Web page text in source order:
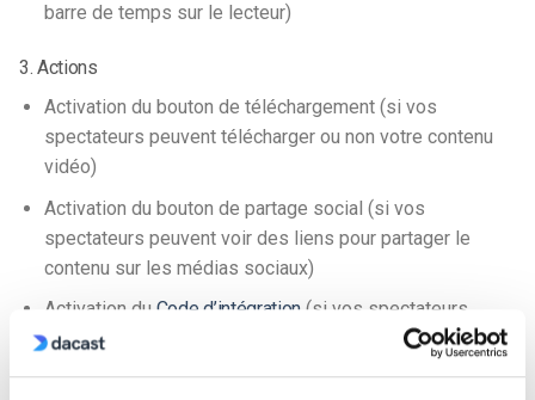
barre de temps sur le lecteur)
3. Actions
Activation du bouton de téléchargement (si vos
spectateurs peuvent télécharger ou non votre contenu
vidéo)
Activation du bouton de partage social (si vos
spectateurs peuvent voir des liens pour partager le
contenu sur les médias sociaux)
Activation du Code d’intégration (si vos spectateurs
peuvent voir et copier/coller le code d’intégration pour